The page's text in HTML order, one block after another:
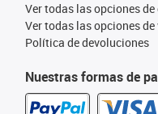
Nuestras formas de
Ver todas las opciones
Ver todas las opciones
Política de devoluciones